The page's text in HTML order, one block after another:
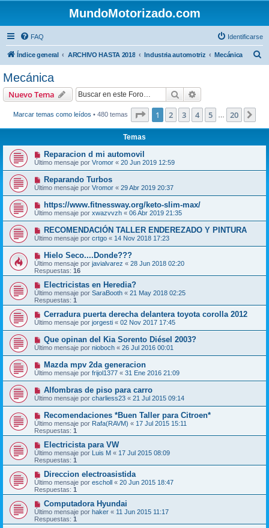
MundoMotorizado.com
FAQ Identificarse
Índice general ARCHIVO HASTA 2018 Industria automotriz Mecánica
Mecánica
Nuevo Tema Buscar
Marcar temas como leídos • 480 temas Página de 20
1 2 3 4 5 20
Temas
Reparacion d mi automovil
Último mensaje por Vromor « 20 Jun 2019 12:59
Reparando Turbos
Último mensaje por Vromor « 29 Abr 2019 20:37
https://www.fitnessway.org/keto-slim-max/
Último mensaje por xwazvvzh « 06 Abr 2019 21:35
RECOMENDACIÓN TALLER ENDEREZADO Y PINTURA
Último mensaje por crtgo « 14 Nov 2018 17:23
Hielo Seco....Donde???
Último mensaje por javialvarez « 28 Jun 2018 02:20
Respuestas: 16
Electricistas en Heredia?
Último mensaje por SaraBooth « 21 May 2018 02:25
Respuestas: 1
Cerradura puerta derecha delantera toyota corolla 2012
Último mensaje por jorgesti « 02 Nov 2017 17:45
Que opinan del Kia Sorento Diésel 2003?
Último mensaje por nioboch « 26 Jul 2016 00:01
Mazda mpv 2da generacion
Último mensaje por frijol1377 « 31 Ene 2016 21:09
Alfombras de piso para carro
Último mensaje por charliess23 « 21 Jul 2015 09:14
Recomendaciones *Buen Taller para Citroen*
Último mensaje por Rafa(RAVM) « 17 Jul 2015 15:11
Respuestas: 1
Electricista para VW
Último mensaje por Luis M « 17 Jul 2015 08:09
Respuestas: 1
Direccion electroasistida
Último mensaje por escholl « 20 Jun 2015 18:47
Respuestas: 1
Computadora Hyundai
Último mensaje por haker « 11 Jun 2015 11:17
Respuestas: 1